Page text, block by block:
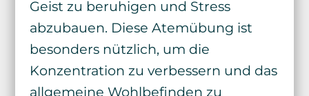
Geist zu beruhigen und Stress
abzubauen. Diese Atemübung ist
besonders nützlich, um die
Konzentration zu verbessern und das
allgemeine Wohlbefinden zu